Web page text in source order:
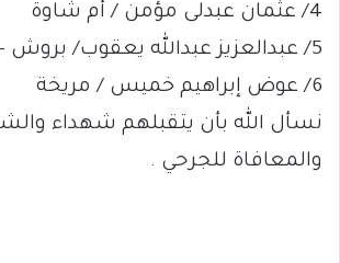
4/ عثمان عبدلى مؤمن / أم شاوة
5/ عبدالعزيز عبدالله يعقوب/ بروش – أم شاوة
6/ عوض إبراهيم خميس / مريخة
نسأل الله بأن يتقبلهم شهداء
والمعافاة للجرحي .